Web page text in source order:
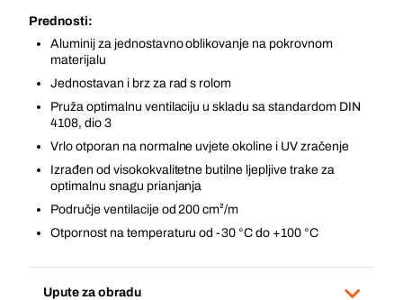
Prednosti:
Aluminij za jednostavno oblikovanje na pokrovnom
materijalu
Jednostavan i brz za rad s rolom
Pruža optimalnu ventilaciju u skladu sa standardom DIN
4108, dio 3
Vrlo otporan na normalne uvjete okoline i UV zračenje
Izrađen od visokokvalitetne butilne ljepljive trake za
optimalnu snagu prianjanja
Područje ventilacije od 200 cm²/m
Otpornost na temperaturu od -30 °C do +100 °C
Upute za obradu